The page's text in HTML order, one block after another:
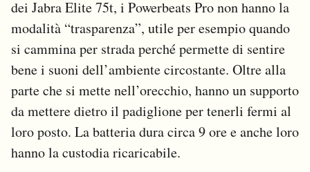
dei Jabra Elite 75t, i Powerbeats Pro non hanno la
modalità “trasparenza”, utile per esempio quando
si cammina per strada perché permette di sentire
bene i suoni dell’ambiente circostante. Oltre alla
parte che si mette nell’orecchio, hanno un supporto
da mettere dietro il padiglione per tenerli fermi al
loro posto. La batteria dura circa 9 ore e anche loro
hanno la custodia ricaricabile.